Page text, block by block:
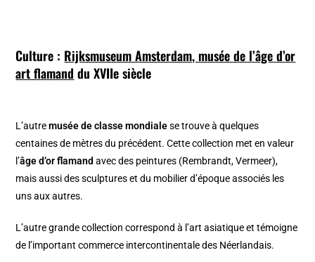
Culture : Rijksmuseum Amsterdam, musée de l’âge d’or
art flamand du XVIIe siècle
L’autremusée de classe mondialese trouve à quelques
centaines de mètres du précédent. Cette collection met en valeur
l’âge d’or flamand avec des peintures (Rembrandt, Vermeer),
mais aussi des sculptures et du mobilier d’époque associés les
uns aux autres.
L’autre grande collection correspond à l’art asiatique et témoigne
de l’important commerce intercontinentale des Néerlandais.